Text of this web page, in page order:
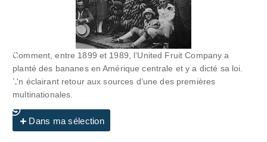
Comment, entre 1899 et 1989, l’United Fruit Company a
planté des bananes en Amérique centrale et y a dicté sa loi.
Un éclairant retour aux sources d’une des premières
multinationales.
Dans ma sélection